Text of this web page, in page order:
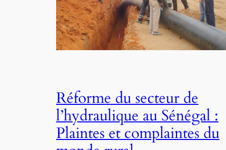
Réforme du secteur de
l’hydraulique au Sénégal :
Plaintes et complaintes du